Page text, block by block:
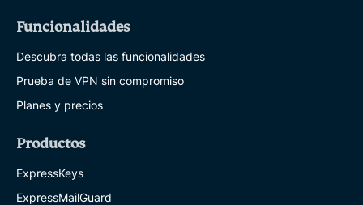
Funcionalidades
Descubra todas las funcionalidades
Prueba de VPN sin compromiso
Planes y precios
Productos
ExpressKeys
ExpressMailGuard